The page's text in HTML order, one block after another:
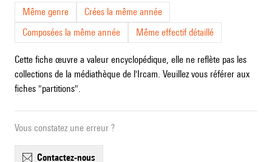
Même genre
Crées la même année
Composées la même année
Même effectif détaillé
Cette fiche œuvre a valeur encyclopédique, elle ne reflète pas les
collections de la médiathèque de l'Ircam. Veuillez vous référer aux
fiches "partitions".
Vous constatez une erreur ?
contactez-nous